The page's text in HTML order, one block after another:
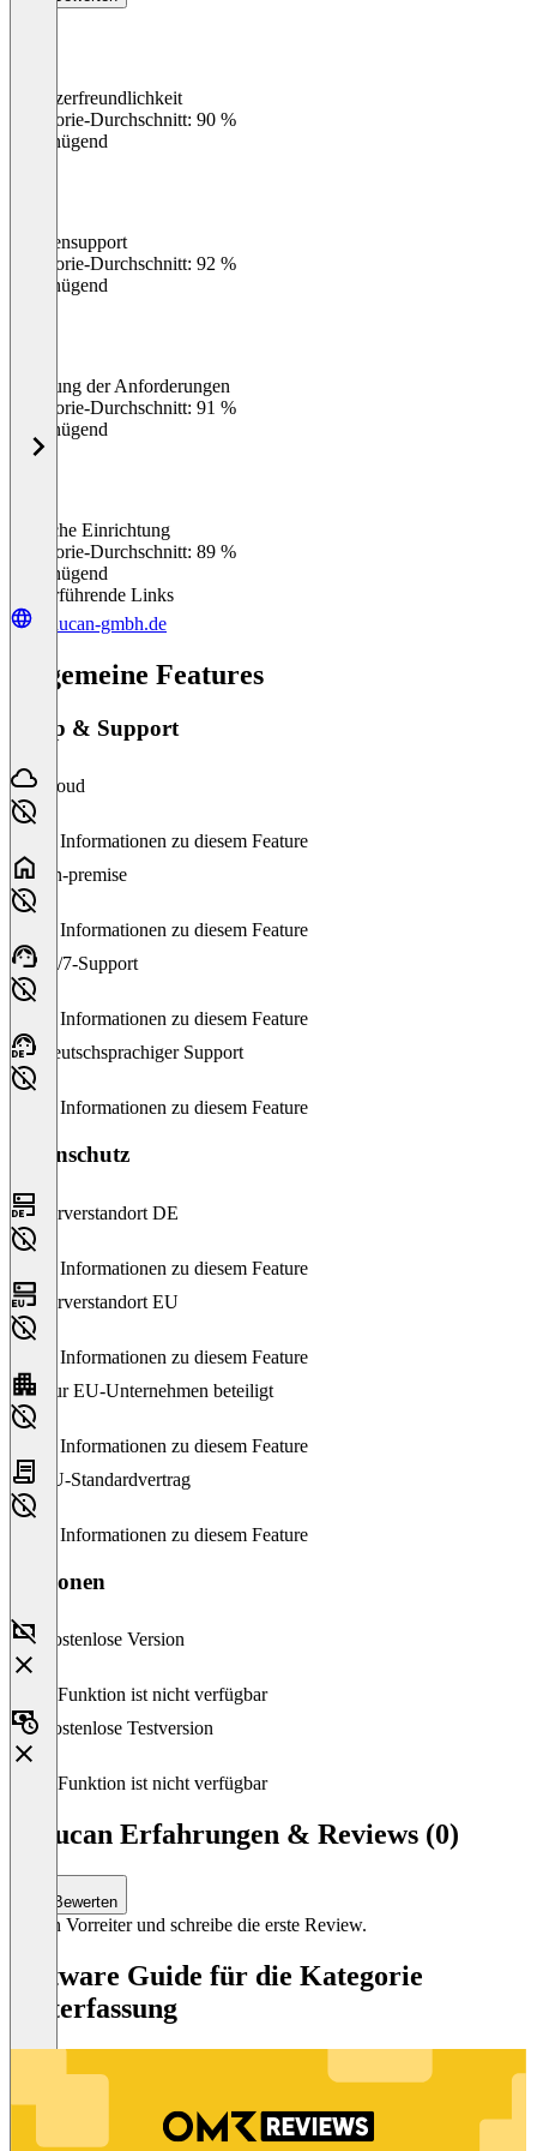
Benutzerfreundlichkeit
Kategorie-Durchschnitt: 90 %
Ungenügend
Kundensupport
Kategorie-Durchschnitt: 92 %
Ungenügend
Erfüllung der Anforderungen
Kategorie-Durchschnitt: 91 %
Ungenügend
Einfache Einrichtung
Kategorie-Durchschnitt: 89 %
Ungenügend
Weiterführende Links
schucan-gmbh.de
Allgemeine Features
Setup & Support
Cloud
Keine Informationen zu diesem Feature
On-premise
Keine Informationen zu diesem Feature
24/7-Support
Keine Informationen zu diesem Feature
Deutschsprachiger Support
Keine Informationen zu diesem Feature
Datenschutz
Serverstandort DE
Keine Informationen zu diesem Feature
Serverstandort EU
Keine Informationen zu diesem Feature
Nur EU-Unternehmen beteiligt
Keine Informationen zu diesem Feature
EU-Standardvertrag
Keine Informationen zu diesem Feature
Versionen
Kostenlose Version
Diese Funktion ist nicht verfügbar
Kostenlose Testversion
Diese Funktion ist nicht verfügbar
Schucan Erfahrungen & Reviews (0)
Bewerten
Sei ein Vorreiter und schreibe die erste Review.
Software Guide für die Kategorie
Zeiterfassung